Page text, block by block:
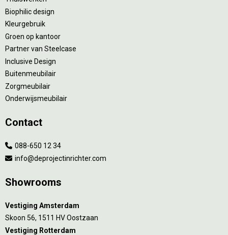
Biophilic design
Kleurgebruik
Groen op kantoor
Partner van Steelcase
Inclusive Design
Buitenmeubilair
Zorgmeubilair
Onderwijsmeubilair
Contact
088-650 12 34
info@deprojectinrichter.com
Showrooms
Vestiging Amsterdam
Skoon 56, 1511 HV Oostzaan
Vestiging Rotterdam